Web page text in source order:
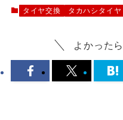
タイヤ交換 タカハシタイヤ
よかった